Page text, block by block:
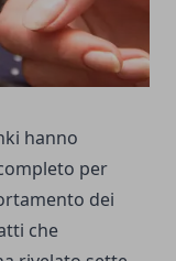
hanno
per
dei
che